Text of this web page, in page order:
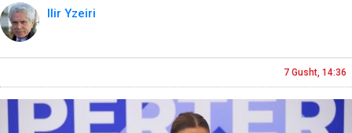
Ilir Yzeiri
7 Gusht, 14:36